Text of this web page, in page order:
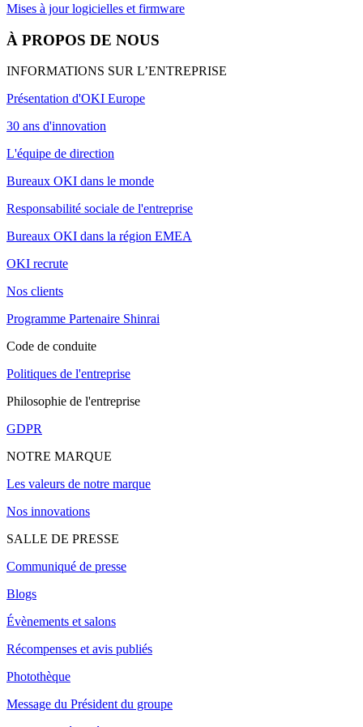
Mises à jour logicielles et firmware
À PROPOS DE NOUS
INFORMATIONS SUR L’ENTREPRISE
Présentation d'OKI Europe
30 ans d'innovation
L'équipe de direction
Bureaux OKI dans le monde
Responsabilité sociale de l'entreprise
Bureaux OKI dans la région EMEA
OKI recrute
Nos clients
Programme Partenaire Shinrai
Code de conduite
Politiques de l'entreprise
Philosophie de l'entreprise
GDPR
NOTRE MARQUE
Les valeurs de notre marque
Nos innovations
SALLE DE PRESSE
Communiqué de presse
Blogs
Évènements et salons
Récompenses et avis publiés
Photothèque
Message du Président du groupe